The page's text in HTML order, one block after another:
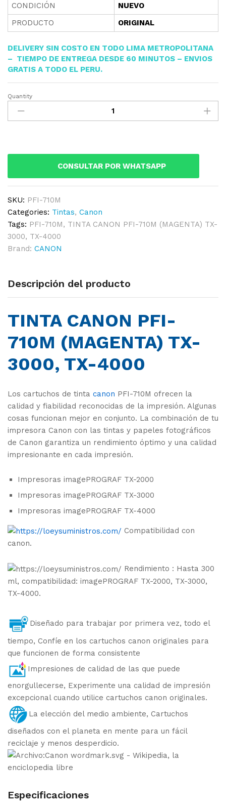
CONDICIÓN
NUEVO
PRODUCTO
ORIGINAL
DELIVERY SIN COSTO EN TODO LIMA METROPOLITANA
– TIEMPO DE ENTREGA DESDE 60 MINUTOS – ENVIOS
GRATIS A TODO EL PERU.
TINTA
CANON
PFI-
TX-
4000
quantity
Quantity
CONSULTAR POR WHATSAPP
SKU: PFI-710M
Categories: Tintas, Canon
Tags: PFI-710M, TINTA CANON PFI-710M (MAGENTA) TX-
3000, TX-4000
Brand: CANON
Descripción del producto
TINTA CANON PFI-
710M (MAGENTA) TX-
3000, TX-4000
Los cartuchos de tinta canon PFI-710M ofrecen la
calidad y fiabilidad reconocidas de la impresión. Algunas
cosas funcionan mejor en conjunto. La combinación de tu
impresora Canon con las tintas y papeles fotográficos
de Canon garantiza un rendimiento óptimo y una calidad
impresionante en cada impresión.
Impresoras imagePROGRAF TX-2000
Impresoras imagePROGRAF TX-3000
Impresoras imagePROGRAF TX-4000
Compatibilidad con
canon.
Rendimiento : Hasta 300
ml, compatibilidad: imagePROGRAF TX-2000, TX-3000,
TX-4000.
Diseñado para trabajar por primera vez, todo el
tiempo, Confíe en los cartuchos canon originales para
que funcionen de forma consistente
Impresiones de calidad de las que puede
enorgullecerse, Experimente una calidad de impresión
excepcional cuando utilice cartuchos canon originales.
La elección del medio ambiente, Cartuchos
diseñados con el planeta en mente para un fácil
reciclaje y menos desperdicio.
Especificaciones